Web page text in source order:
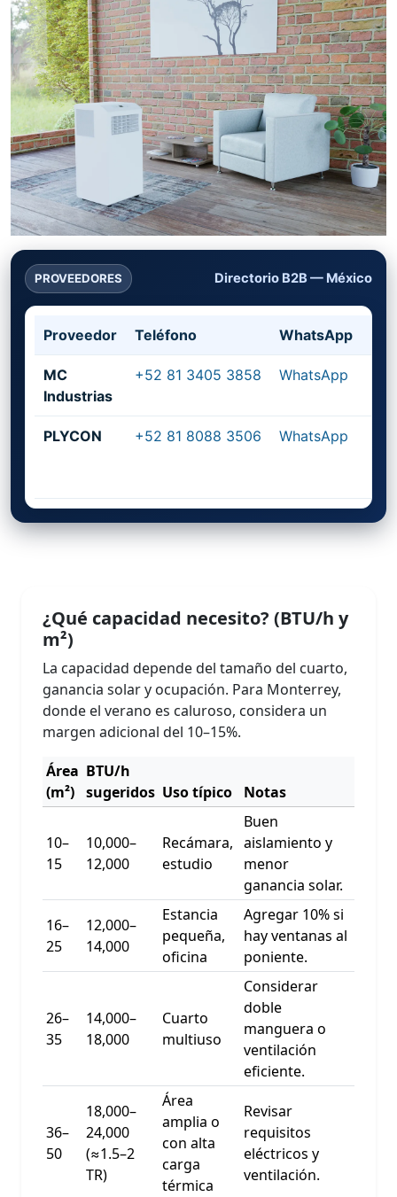
PROVEEDORES Directorio B2B — México
Proveedor Teléfono WhatsApp
MC
Industrias
+52 81 3405 3858 WhatsApp
PLYCON +52 81 8088 3506 WhatsApp
¿Qué capacidad necesito? (BTU/h y
m²)
La capacidad depende del tamaño del cuarto,
ganancia solar y ocupación. Para Monterrey,
donde el verano es caluroso, considera un
margen adicional del 10–15%.
Área
(m²)
BTU/h
sugeridos Uso típico Notas
10–
15
10,000–
12,000
Recámara,
estudio
Buen
aislamiento y
menor
ganancia solar.
16–
25
12,000–
14,000
Estancia
pequeña,
oficina
Agregar 10% si
hay ventanas al
poniente.
26–
35
14,000–
18,000
Cuarto
multiuso
Considerar
doble
manguera o
ventilación
eficiente.
36–
50
18,000–
24,000
(≈1.5–2
TR)
Área
amplia o
con alta
carga
térmica
Revisar
requisitos
eléctricos y
ventilación.